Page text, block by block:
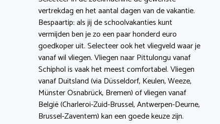
vertrekdag en het aantal dagen van de vakantie.
Bespaartip: als jij de schoolvakanties kunt
vermijden ben je zo een paar honderd euro
goedkoper uit. Selecteer ook het vliegveld waar je
vanaf wil vliegen. Vliegen naar Pittulongu vanaf
Schiphol is vaak het meest comfortabel. Vliegen
vanaf Duitsland (via Düsseldorf, Keulen, Weeze,
Münster Osnabrück, Bremen) of vliegen vanaf
België (Charleroi-Zuid-Brussel, Antwerpen-Deurne,
Brussel-Zaventem) kan een goede keuze zijn.